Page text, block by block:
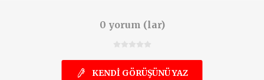
0 yorum (lar)
KENDI GÖRÜŞÜNÜ YAZ